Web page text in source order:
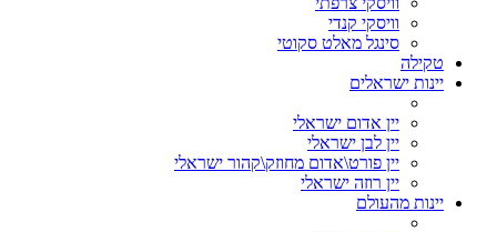
וויסקי קנדי
סינגל מאלט סקוטי
טקילה
יינות ישראלים
יין אדום ישראלי
יין לבן ישראלי
יין פורט\אדום מחוזק\קהור ישראלי
יין רוזה ישראלי
יינות מהעולם